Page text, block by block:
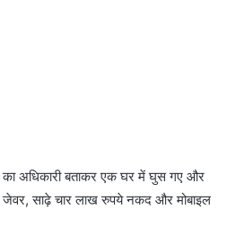
अधिकारी बताकर एक घर में घुस गए और
जेवर, साढ़े चार लाख रुपये नकद और मोबाइल